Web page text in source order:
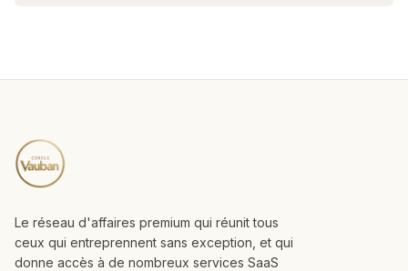
Le réseau d'affaires premium qui réunit tous
ceux qui entreprennent sans exception, et qui
donne accès à de nombreux services SaaS